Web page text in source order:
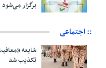
برگزار می‌شود
:: اجتماعی
شایعه
تکذیب شد